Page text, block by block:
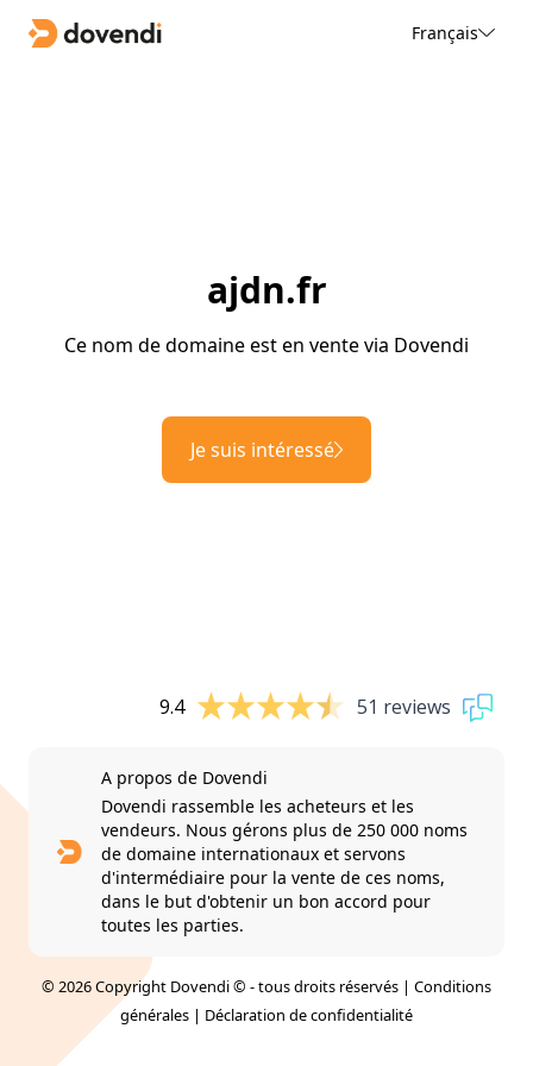
Français
ajdn.fr
Ce nom de domaine est en vente via Dovendi
Je suis intéressé
9.4 51 reviews
A propos de Dovendi
Dovendi rassemble les acheteurs et les
vendeurs. Nous gérons plus de 250 000 noms
de domaine internationaux et servons
d'intermédiaire pour la vente de ces noms,
dans le but d'obtenir un bon accord pour
toutes les parties.
© 2026 Copyright Dovendi © - tous droits réservés | Conditions
générales | Déclaration de confidentialité